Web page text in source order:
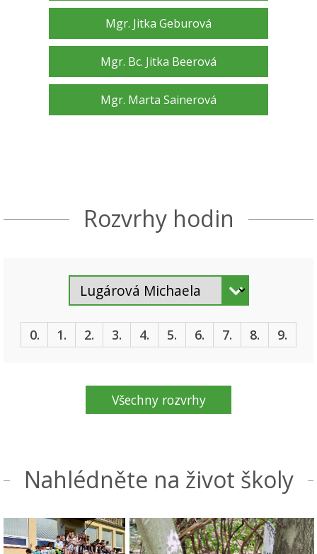
Mgr. Jitka Geburová
Mgr. Bc. Jitka Beerová
Mgr. Marta Sainerová
Rozvrhy hodin
0. 1. 2. 3. 4. 5. 6. 7. 8. 9.
Všechny rozvrhy
Nahlédněte na život školy